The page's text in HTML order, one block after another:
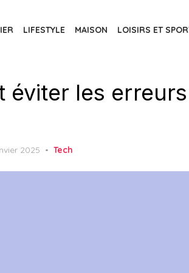
LIFESTYLE MAISON LOISIRS ET
éviter les erreurs
2025 Tech